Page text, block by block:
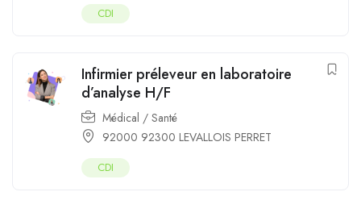
CDI
Infirmier préleveur en laboratoire
d’analyse H/F
Médical / Santé
92000 92300 LEVALLOIS PERRET
CDI